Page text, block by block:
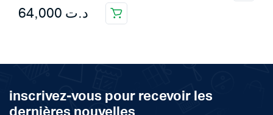
د.ت
inscrivez-vous pour recevoir les
dernières nouvelles